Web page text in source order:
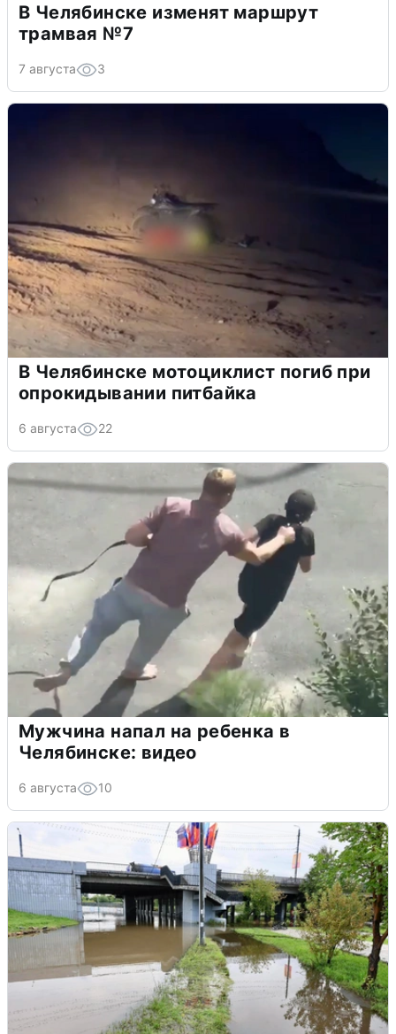
В Челябинске изменят маршрут
трамвая №7
7 августа 3
В Челябинске мотоциклист погиб при
опрокидывании питбайка
6 августа 22
Мужчина напал на ребенка в
Челябинске: видео
6 августа 10